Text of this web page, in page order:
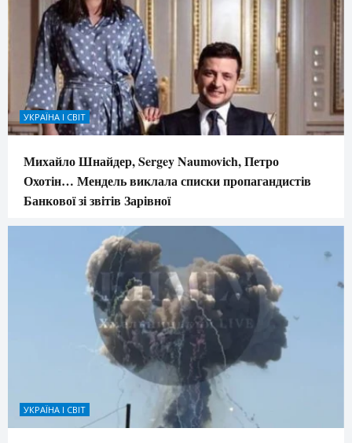
УКРАЇНА І СВІТ
Михайло Шнайдер, Sergey Naumovich, Петро
Охотін… Мендель виклала списки пропагандистів
Банкової зі звітів Зарівної
УКРАЇНА І СВІТ